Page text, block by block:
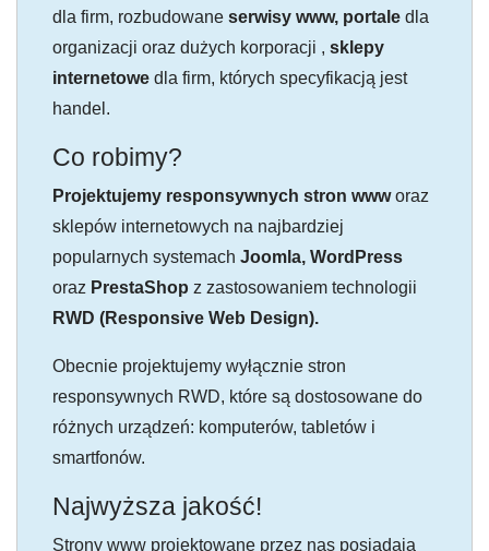
dla firm, rozbudowane serwisy www, portale dla
organizacji oraz dużych korporacji , sklepy
internetowe dla firm, których specyfikacją jest
handel.
Co robimy?
Projektujemy responsywnych stron wwworaz
sklepów internetowych na najbardziej
popularnych systemach Joomla, WordPress
oraz PrestaShop z zastosowaniem technologii
RWD (Responsive Web Design).
Obecnie projektujemy wyłącznie stron
responsywnych RWD, które są dostosowane do
różnych urządzeń: komputerów, tabletów i
smartfonów.
Najwyższa jakość!
Strony www projektowane przez nas posiadają